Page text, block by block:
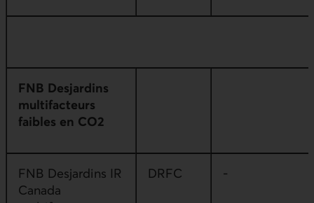
FNB Desjardins
multifacteurs
faibles en CO2
FNB Desjardins IR
Canada
DRFC -